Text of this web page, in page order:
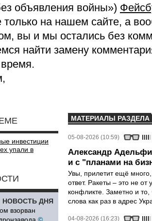
объявления войны»)
на нашем сайте, а
вы и мы остались без
найти замену
время.
инвестиции
упали в
НОВОСТЬ ДНЯ
взорван
МАТЕРИАЛЫ РАЗДЕЛА
05-08-2026 (10:59)
Александр
и с "планами на
Увы, прилетит ещё
ответ. Ракеты – это не от
конфликте. Заметно и
слова как раз в адрес
04-08-2026 (16:23)